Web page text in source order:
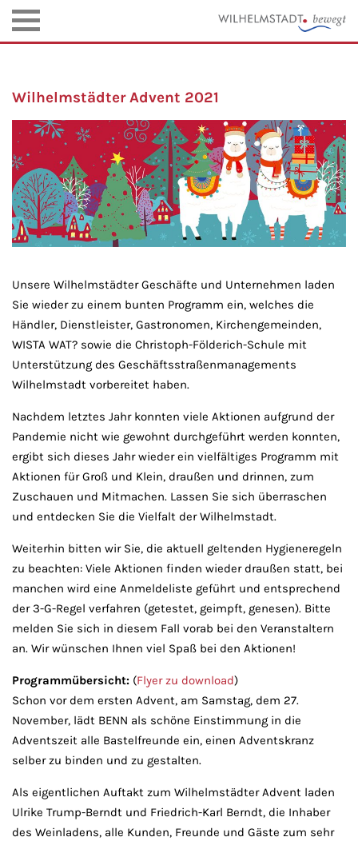
Wilhelmstädter Advent 2021
Unsere Wilhelmstädter Geschäfte und Unternehmen laden
Sie wieder zu einem bunten Programm ein, welches die
Händler, Dienstleister, Gastronomen, Kirchengemeinden,
WISTA WAT? sowie die Christoph-Földerich-Schule mit
Unterstützung des Geschäftsstraßenmanagements
Wilhelmstadt vorbereitet haben.
Nachdem letztes Jahr konnten viele Aktionen aufgrund der
Pandemie nicht wie gewohnt durchgeführt werden konnten,
ergibt sich dieses Jahr wieder ein vielfältiges Programm mit
Aktionen für Groß und Klein, draußen und drinnen, zum
Zuschauen und Mitmachen. Lassen Sie sich überraschen
und entdecken Sie die Vielfalt der Wilhelmstadt.
Weiterhin bitten wir Sie, die aktuell geltenden Hygieneregeln
zu beachten: Viele Aktionen finden wieder draußen statt, bei
manchen wird eine Anmeldeliste geführt und entsprechend
der 3-G-Regel verfahren (getestet, geimpft, genesen). Bitte
melden Sie sich in diesem Fall vorab bei den Veranstaltern
an. Wir wünschen Ihnen viel Spaß bei den Aktionen!
Programmübersicht: (Flyer zu download)
Schon vor dem ersten Advent, am Samstag, dem 27.
November, lädt BENN als schöne Einstimmung in die
Adventszeit alle Bastelfreunde ein, einen Adventskranz
selber zu binden und zu gestalten.
Als eigentlichen Auftakt zum Wilhelmstädter Advent laden
Ulrike Trump-Berndt und Friedrich-Karl Berndt, die Inhaber
des Weinladens, alle Kunden, Freunde und Gäste zum sehr